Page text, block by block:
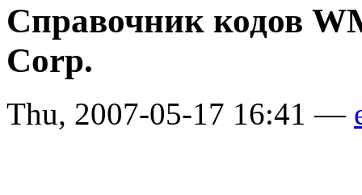
Справочник кодов
Corp.
Thu, 2007-05-17 16:41 —